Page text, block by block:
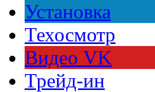
Установка
Техосмотр
Видео VK
Трейд-ин